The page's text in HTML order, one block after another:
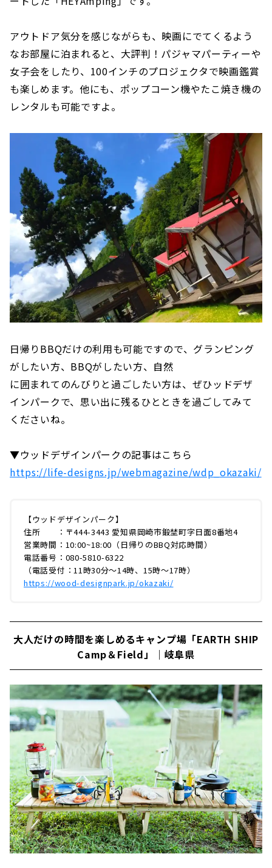
アウトドア気分を感じながらも、映画にでてくるよう
なお部屋に泊まれると、大評判！パジャマパーティーや
女子会をしたり、100インチのプロジェクタで映画鑑賞
も楽しめます。他にも、ポップコーン機やたこ焼き機の
レンタルも可能ですよ。
日帰りBBQだけの利用も可能ですので、グランピング
がしたい方、BBQがしたい方、自然
に囲まれてのんびりと過ごしたい方は、ぜひッドデザ
インパークで、思い出に残るひとときを過ごしてみて
くださいね。
▼ウッドデザインパークの記事はこちら
https://life-designs.jp/webmagazine/wdp_okazaki/
【ウッドデザインパーク】
住所 ：〒444-3443 愛知県岡崎市鍛埜町字日面8番地4
営業時間：10:00~18:00（日帰りのBBQ対応時間）
電話番号：080-5810-6322
（電話受付：11時30分～14時、15時～17時）
https://wood-designpark.jp/okazaki/
大人だけの時間を楽しめるキャンプ場「EARTH SHIP
Camp＆Field」｜岐阜県